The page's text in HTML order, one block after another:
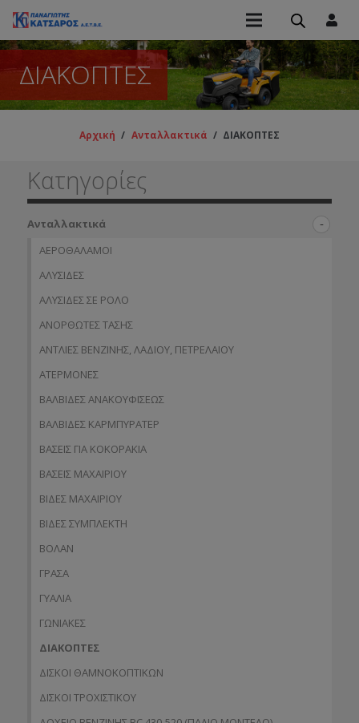
ΔΙΑΚΟΠΤΕΣ
Αρχική / Ανταλλακτικά / ΔΙΑΚΟΠΤΕΣ
Κατηγορίες
Ανταλλακτικά
ΑΕΡΟΘΑΛΑΜΟΙ
ΑΛΥΣΙΔΕΣ
ΑΛΥΣΙΔΕΣ ΣΕ ΡΟΛΟ
ΑΝΟΡΘΩΤΕΣ ΤΑΣΗΣ
ΑΝΤΛΙΕΣ ΒΕΝΖΙΝΗΣ, ΛΑΔΙΟΥ, ΠΕΤΡΕΛΑΙΟΥ
ΑΤΕΡΜΟΝΕΣ
ΒΑΛΒΙΔΕΣ ΑΝΑΚΟΥΦΙΣΕΩΣ
ΒΑΛΒΙΔΕΣ ΚΑΡΜΠΥΡΑΤΕΡ
ΒΑΣΕΙΣ ΓΙΑ ΚΟΚΟΡΑΚΙΑ
ΒΑΣΕΙΣ ΜΑΧΑΙΡΙΟΥ
ΒΙΔΕΣ ΜΑΧΑΙΡΙΟΥ
ΒΙΔΕΣ ΣΥΜΠΛΕΚΤΗ
ΒΟΛΑΝ
ΓΡΑΣΑ
ΓΥΑΛΙΑ
ΓΩΝΙΑΚΕΣ
ΔΙΑΚΟΠΤΕΣ
ΔΙΣΚΟΙ ΘΑΜΝΟΚΟΠΤΙΚΩΝ
ΔΙΣΚΟΙ ΤΡΟΧΙΣΤΙΚΟΥ